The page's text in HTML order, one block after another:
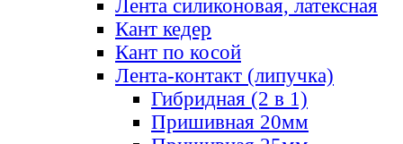
Лента силиконовая, латексная
Кант кедер
Кант по косой
Лента-контакт (липучка)
Гибридная (2 в 1)
Пришивная 20мм